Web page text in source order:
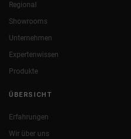
Regional
Showrooms
Unternehmen
Expertenwissen
Produkte
ÜBERSICHT
Erfahrungen
Wir über uns